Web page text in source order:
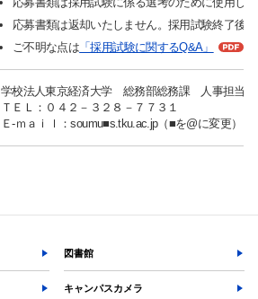
応募書類は返却いたしません。採用試験終了後
ご不明な点は 「採用試験に関するQ&A」
学校法人東京経済大学 総務部総務課 人事担当
ＴＥＬ：０４２－３２８－７７３１
Ｅ-ｍａｉｌ：soumu■s.tku.ac.jp（■を@に変更）
図書館
キャンパスカメラ